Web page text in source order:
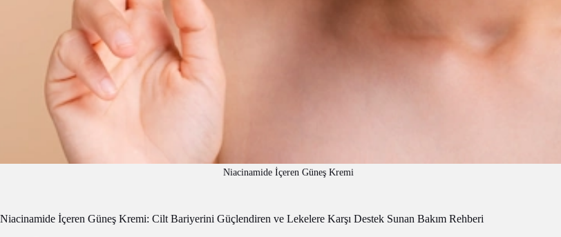
Niacinamide İçeren Güneş Kremi
Niacinamide İçeren Güneş Kremi: Cilt Bariyerini Güçlendiren ve Lekelere Karşı Destek Sunan Bakım Rehberi